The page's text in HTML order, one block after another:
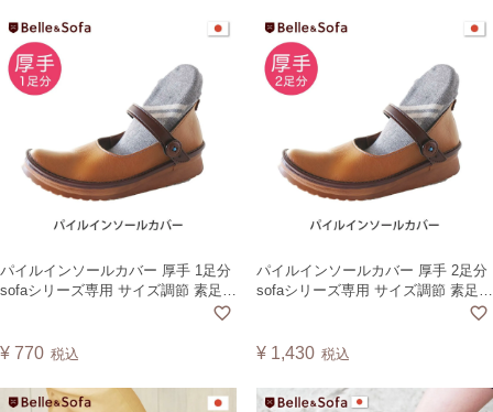
パイルインソールカバー 厚手 1足分
sofaシリーズ専用 サイズ調節 素足で
【CSF】
¥ 770 税込
パイルインソールカバー 厚手 2足分
sofaシリーズ専用 サイズ調節 素足で
製【CSF】
¥ 1,430 税込